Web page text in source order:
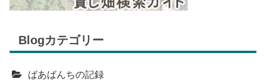
Blogカテゴリー
ばあばんちの記録